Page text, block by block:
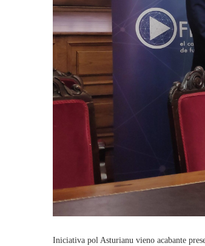
Iniciativa pol Asturianu vieno acabante